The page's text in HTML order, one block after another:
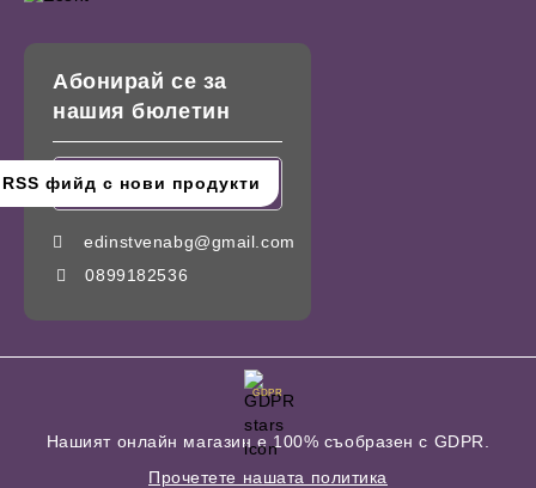
Абонирай се за
нашия бюлетин
edinstvenabg@gmail.com
0899182536
GDPR
Нашият онлайн магазин е 100% съобразен с GDPR.
Прочетете нашата политика